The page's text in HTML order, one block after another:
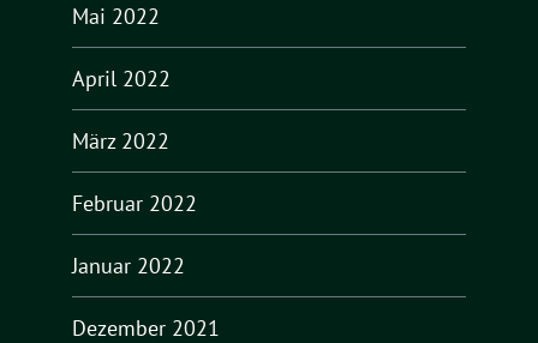
Mai 2022
April 2022
März 2022
Februar 2022
Januar 2022
Dezember 2021